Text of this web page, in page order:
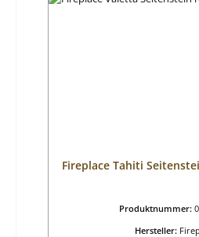
Fireplace Tahiti
Produktnummer:
Hersteller: